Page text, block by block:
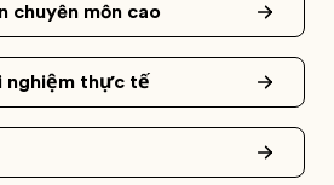
chuyên môn cao
nghiệm thực tế